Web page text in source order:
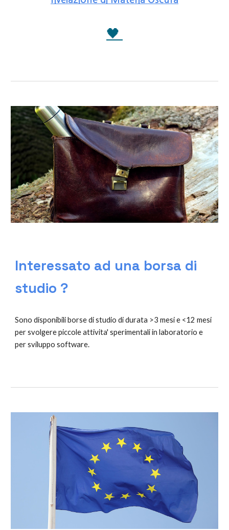
🖤
Interessato ad una borsa di
studio ?
Sono disponibili borse di studio di durata >3 mesi e <12 mesi
per svolgere piccole attivita' sperimentali in laboratorio e
per sviluppo software.